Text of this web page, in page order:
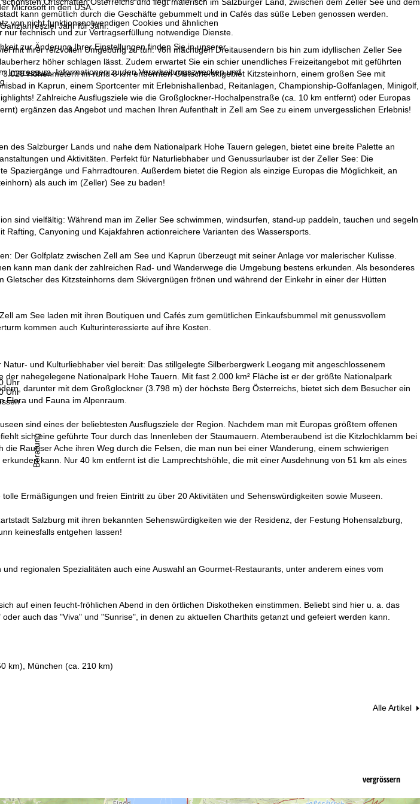
Microsoft in den USA.
von nicht funktionsnotwendigen Cookies und ähnlichen
technisch und zur Vertragserfüllung notwendige Dienste.
zur Änderung Ihrer Einstellungen finden Sie in unserer
Impressum. Informationen zu den Verarbeitungszwecken und
.
Uhr
Uhr
Beratung
kann gemütlich durch die Geschäfte gebummelt und in Cafés das süße Leben genossen werden.
Jahr für Jahr.
mit ihrer reizvollen Umgebung zu tun: Von mächtigen Dreitausendern bis hin zum idyllischen Zeller See
höher schlagen lässt. Zudem erwartet Sie ein schier unendliches Freizeitangebot mit geführten
Höhenmetern im rund 8 km entfernten Gletscherskigebiet Kitzsteinhorn, einem großen See mit
in Kaprun, einem Sportcenter mit Erlebnishallenbad, Reitanlagen, Championship-Golfanlagen, Minigolf,
Zahlreiche Ausflugsziele wie die Großglockner-Hochalpenstraße (ca. 10 km entfernt) oder Europas
ergänzen das Angebot und machen Ihren Aufenthalt in Zell am See zu einem unvergesslichen Erlebnis!
des Salzburger Lands und nahe dem Nationalpark Hohe Tauern gelegen, bietet eine breite Palette an
und Aktivitäten. Perfekt für Naturliebhaber und Genussurlauber ist der Zeller See: Die
Spaziergänge und Fahrradtouren. Außerdem bietet die Region als einzige Europas die Möglichkeit, an
als auch im (Zeller) See zu baden!
sind vielfältig: Während man im Zeller See schwimmen, windsurfen, stand-up paddeln, tauchen und segeln
Rafting, Canyoning und Kajakfahren actionreichere Varianten des Wassersports.
Der Golfplatz zwischen Zell am See und Kaprun überzeugt mit seiner Anlage vor malerischer Kulisse.
kann man dank der zahlreichen Rad- und Wanderwege die Umgebung bestens erkunden. Als besonderes
Gletscher des Kitzsteinhorns dem Skivergnügen frönen und während der Einkehr in einer der Hütten
am See laden mit ihren Boutiquen und Cafés zum gemütlichen Einkaufsbummel mit genussvollem
kommen auch Kulturinteressierte auf ihre Kosten.
und Kulturliebhaber viel bereit: Das stillgelegte Silberbergwerk Leogang mit angeschlossenem
der nahegelegene Nationalpark Hohe Tauern. Mit fast 2.000 km² Fläche ist er der größte Nationalpark
darunter mit dem Großglockner (3.798 m) der höchste Berg Österreichs, bietet sich dem Besucher ein
Flora und Fauna im Alpenraum.
sind eines der beliebtesten Ausflugsziele der Region. Nachdem man mit Europas größtem offenen
sich eine geführte Tour durch das Innenleben der Staumauern. Atemberaubend ist die Kitzlochklamm bei
die Rauriser Ache ihren Weg durch die Felsen, die man nun bei einer Wanderung, einem schwierigen
kann. Nur 40 km entfernt ist die Lamprechtshöhle, die mit einer Ausdehnung von 51 km als eines
Ermäßigungen und freien Eintritt zu über 20 Aktivitäten und Sehenswürdigkeiten sowie Museen.
Salzburg mit ihren bekannten Sehenswürdigkeiten wie der Residenz, der Festung Hohensalzburg,
keinesfalls entgehen lassen!
regionalen Spezialitäten auch eine Auswahl an Gourmet-Restaurants, unter anderem eines vom
auf einen feucht-fröhlichen Abend in den örtlichen Diskotheken einstimmen. Beliebt sind hier u. a. das
auch das "Viva" und "Sunrise", in denen zu aktuellen Charthits getanzt und gefeiert werden kann.
km), München (ca. 210 km)
Alle Artikel
vergrössern